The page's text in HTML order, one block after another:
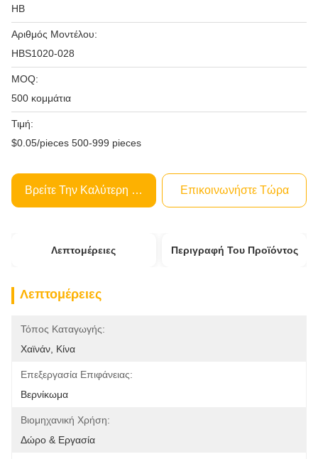
HB
Αριθμός Μοντέλου:
HBS1020-028
MOQ:
500 κομμάτια
Τιμή:
$0.05/pieces 500-999 pieces
Βρείτε Την Καλύτερη Τιμή Επικοινωνήστε Τώρα
Λεπτομέρειες Περιγραφή Του Προϊόντος
Λεπτομέρειες
Τόπος Καταγωγής:
Χαϊνάν, Κίνα
Επεξεργασία Επιφάνειας:
Βερνίκωμα
Βιομηχανική Χρήση:
Δώρο & Εργασία